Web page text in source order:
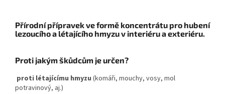
Přírodní přípravek ve formě koncentrátu pro hubení
lezoucího a létajícího hmyzu v interiéru a exteriéru.
Proti jakým škůdcům je určen?
proti létajícímu hmyzu (komáři, mouchy, vosy, mol
potravinový, aj.)